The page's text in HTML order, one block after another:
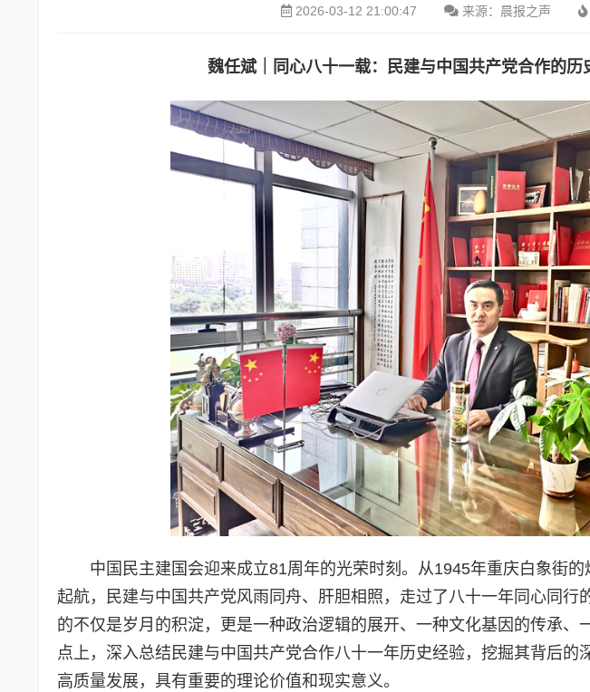
2026-03-12 21:00:47 来源：晨报之声
魏任斌｜同心八十一载：民建与中国共产党合作的历
中国民主建国会迎来成立81周年的光荣时刻。从1945年重庆白象街的
起航，民建与中国共产党风雨同舟、肝胆相照，走过了八十一年同心同行
的不仅是岁月的积淀，更是一种政治逻辑的展开、一种文化基因的传承、
点上，深入总结民建与中国共产党合作八十一年历史经验，挖掘其背后的
高质量发展，具有重要的理论价值和现实意义。